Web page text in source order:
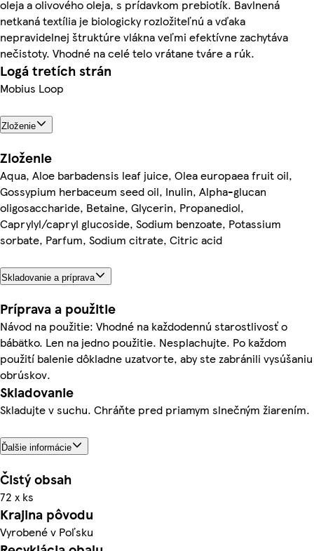
oleja a olivového oleja, s prídavkom prebiotík. Bavlnená
netkaná textília je biologicky rozložiteľnú a vďaka
nepravidelnej štruktúre vlákna veľmi efektívne zachytáva
nečistoty. Vhodné na celé telo vrátane tváre a rúk.
Logá tretích strán
Mobius Loop
Zloženie
Zloženie
Aqua, Aloe barbadensis leaf juice, Olea europaea fruit oil,
Gossypium herbaceum seed oil, Inulin, Alpha-glucan
oligosaccharide, Betaine, Glycerin, Propanediol,
Caprylyl/capryl glucoside, Sodium benzoate, Potassium
sorbate, Parfum, Sodium citrate, Citric acid
Skladovanie a príprava
Príprava a použitie
Návod na použitie: Vhodné na každodennú starostlivosť o
bábätko. Len na jedno použitie. Nesplachujte. Po každom
použití balenie dôkladne uzatvorte, aby ste zabránili vysúšaniu
obrúskov.
Skladovanie
Skladujte v suchu. Chráňte pred priamym slnečným žiarením.
Ďalšie informácie
Čistý obsah
72 x ks
Krajina pôvodu
Vyrobené v Poľsku